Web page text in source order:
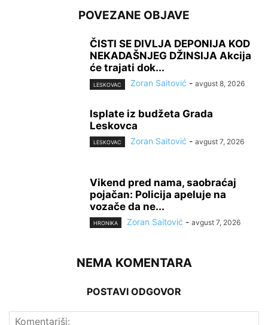
POVEZANE OBJAVE
ČISTI SE DIVLJA DEPONIJA KOD
NEKADAŠNJEG DŽINSIJA Akcija
će trajati dok...
LESKOVAC Zoran Saitović - avgust 8, 2026
Isplate iz budžeta Grada
Leskovca
LESKOVAC Zoran Saitović - avgust 7, 2026
Vikend pred nama, saobraćaj
pojačan: Policija apeluje na
vozače da ne...
HRONIKA Zoran Saitović - avgust 7, 2026
NEMA KOMENTARA
POSTAVI ODGOVOR